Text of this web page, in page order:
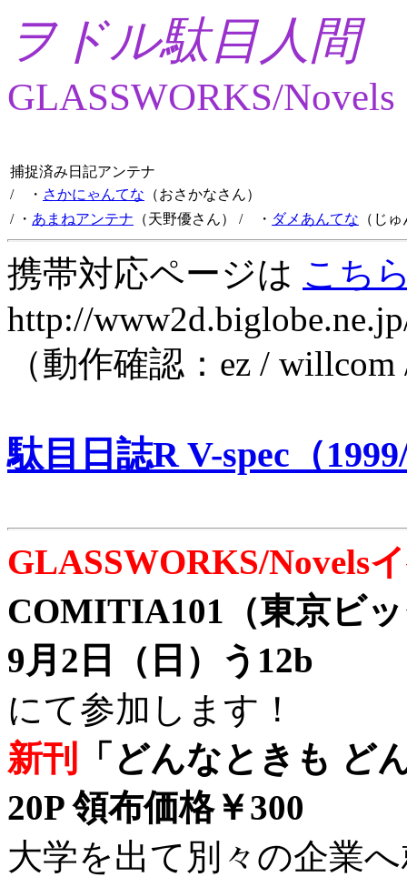
ヲドル駄目人間
GLASSWORKS/Novels
捕捉済み日記アンテナ
/ ・ さかにゃんてな （おさかなさん）
/ ・ あまねアンテナ （天野優さん） / ・ ダメあんてな （じ
携帯対応ページは こち
http://
（動作確認：ez /
駄目日誌R V-spec（
GLASSWORKS/Novels
COMITIA101（東京ビ
9月2日（日）う12b
にて参加します！
新刊
「どんなときも ど
20P 領布価格￥300
大学を出て別々の企業